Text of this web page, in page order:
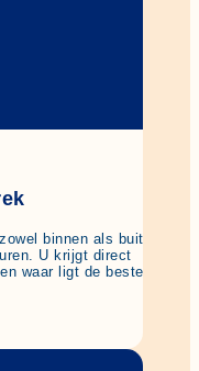
binnen als buiten,
U krijgt direct
waar ligt de beste